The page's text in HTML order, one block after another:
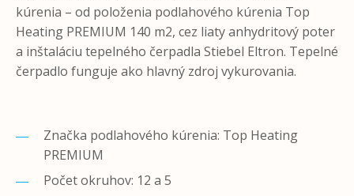
kúrenia – od položenia podlahového kúrenia Top
Heating PREMIUM 140 m2, cez liaty anhydritový poter
a inštaláciu tepelného čerpadla Stiebel Eltron. Tepelné
čerpadlo funguje ako hlavný zdroj vykurovania.
Značka podlahového kúrenia: Top Heating
PREMIUM
Počet okruhov: 12 a 5